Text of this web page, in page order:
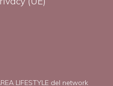
LIFESTYLE del network